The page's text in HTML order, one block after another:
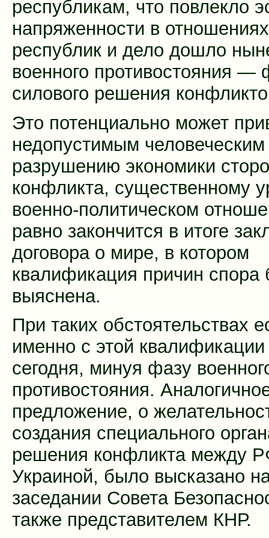
республикам, что повлекло
напряженности в отношениях
республик и дело дошло
военного противостояния —
силового решения
Это потенциально может
недопустимым
разрушению экономики
конфликта, существенному
военно-политическом
равно закончится в итоге
договора о мире, в котором
квалификация причин спора
выяснена.
При таких обстоятельствах
именно с этой квалификации
сегодня, минуя фазу
противостояния.
предложение, о
создания специального
решения конфликта между
Украиной, было высказано
заседании Совета
также представителем КНР.